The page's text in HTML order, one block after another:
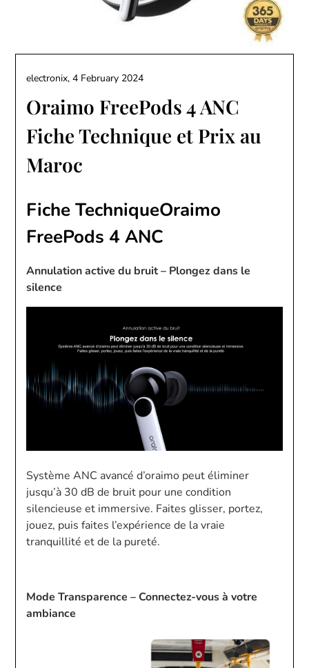
Oraimo FreePods 4 ANC
Fiche Technique et Prix au
Maroc
electronix,4 February 2024
Fiche TechniqueOraimo
FreePods 4 ANC
Annulation active du bruit – Plongez dans le
silence
Système ANC avancé d’oraimo peut éliminer
jusqu’à 30 dB de bruit pour une condition
silencieuse et immersive. Faites glisser, portez,
jouez, puis faites l’expérience de la vraie
tranquillité et de la pureté.
Mode Transparence – Connectez-vous à votre
ambiance